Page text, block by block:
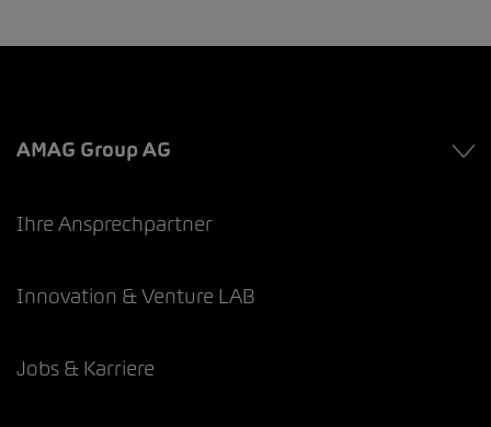
AMAG Group AG
Ihre Ansprechpartner
Innovation & Venture LAB
Jobs & Karriere